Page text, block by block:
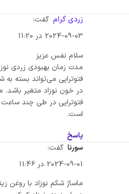
زردی گرام گفت:
2024-09-03 در 11:20
سلام نفس عزیز
مدت زمان بهبودی زردی
فتوتراپی می‌تواند بسته
در خون نوزاد متغیر باشد.
فتوتراپی در طی چند
است.
پاسخ
سورنا گفت:
2024-09-01 در 11:46
ماساژ شکم نوزاد با روغن